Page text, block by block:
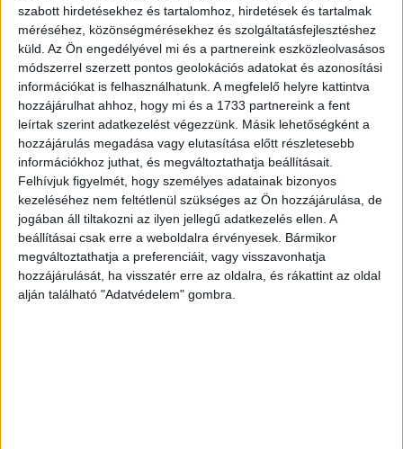
szabott hirdetésekhez és tartalomhoz, hirdetések és tartalmak
méréséhez, közönségmérésekhez és szolgáltatásfejlesztéshez
küld. Az Ön engedélyével mi és a partnereink eszközleolvasásos
módszerrel szerzett pontos geolokációs adatokat és azonosítási
információkat is felhasználhatunk. A megfelelő helyre kattintva
hozzájárulhat ahhoz, hogy mi és a 1733 partnereink a fent
leírtak szerint adatkezelést végezzünk. Másik lehetőségként a
hozzájárulás megadása vagy elutasítása előtt részletesebb
információkhoz juthat, és megváltoztathatja beállításait.
Felhívjuk figyelmét, hogy személyes adatainak bizonyos
kezeléséhez nem feltétlenül szükséges az Ön hozzájárulása, de
jogában áll tiltakozni az ilyen jellegű adatkezelés ellen. A
beállításai csak erre a weboldalra érvényesek. Bármikor
megváltoztathatja a preferenciáit, vagy visszavonhatja
hozzájárulását, ha visszatér erre az oldalra, és rákattint az oldal
alján található "Adatvédelem" gombra.
Topsztorik a globális médiapiacról
Web 2020. december 29.
A Google hajlandó az átvett hírekért is fizetni, a
Facebookot bojkottálták a nagy hirdetők, villámrajtot vett a
Disney+, ezenfelül pedig számos felvásárlás mozgatta
meg...